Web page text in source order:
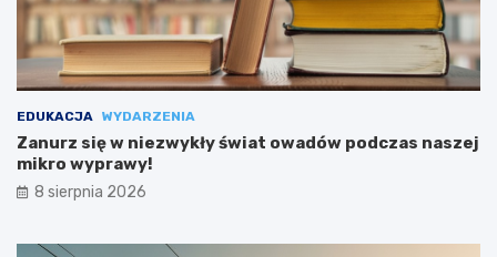
EDUKACJA WYDARZENIA
Zanurz się w niezwykły świat owadów podczas naszej
mikro wyprawy!
8 sierpnia 2026